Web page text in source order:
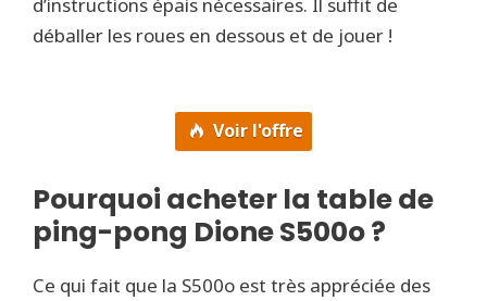
déballer les roues en dessous et de jouer !
Voir l'offre
Pourquoi acheter la table de
ping-pong Dione S500o ?
Ce qui fait que la S500o est très appréciée des